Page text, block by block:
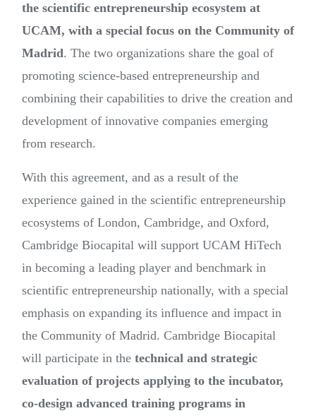
the scientific entrepreneurship ecosystem at
UCAM, with a special focus on the Community of
Madrid. The two organizations share the goal of
promoting science-based entrepreneurship and
combining their capabilities to drive the creation and
development of innovative companies emerging
from research.
With this agreement, and as a result of the
experience gained in the scientific entrepreneurship
ecosystems of London, Cambridge, and Oxford,
Cambridge Biocapital will support UCAM HiTech
in becoming a leading player and benchmark in
scientific entrepreneurship nationally, with a special
emphasis on expanding its influence and impact in
the Community of Madrid. Cambridge Biocapital
will participate in the technical and strategic
evaluation of projects applying to the incubator,
co-design advanced training programs in